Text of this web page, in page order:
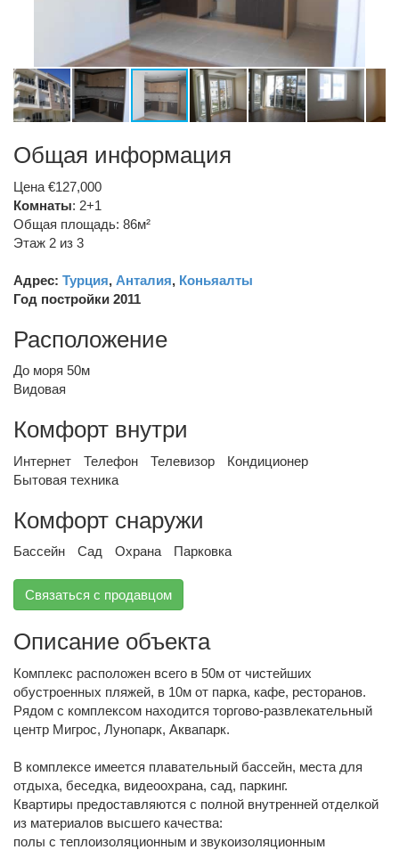
Общая информация
Цена €127,000
Комнаты: 2+1
Общая площадь: 86м²
Этаж 2 из 3
Адрес: Турция, Анталия, Коньяалты
Год постройки 2011
Расположение
До моря 50м
Видовая
Комфорт внутри
Интернет Телефон Телевизор
Кондиционер
Бытовая техника
Комфорт снаружи
Бассейн Сад Охрана Парковка
Связаться с продавцом
Описание объекта
Комплекс расположен всего в 50м от чистейших
обустроенных пляжей, в 10м от парка, кафе, ресторанов.
Рядом с комплексом находится торгово-развлекательный
центр Мигрос, Лунопарк, Аквапарк.
В комплексе имеется плавательный бассейн, места для
отдыха, беседка, видеоохрана, сад, паркинг.
Квартиры предоставляются с полной внутренней отделкой
из материалов высшего качества:
полы с теплоизоляционным и звукоизоляционным